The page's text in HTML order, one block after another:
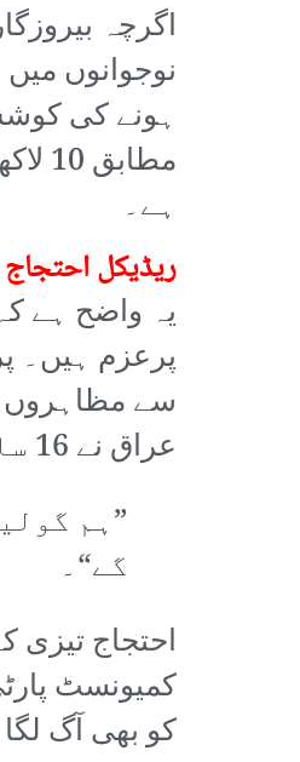
ہے۔
ریڈیکل احتجاج
یہ واضح ہے
پرعزم ہیں۔
عراق نے 16 سال کرپشن اور ناانصافی برداشت کی ہے:
”ہم
گے“۔
احتجاج تیزی
کمیونسٹ
کو بھی آگ